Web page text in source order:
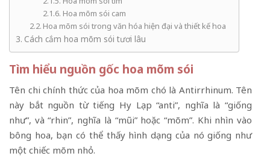
Hoa mõm sói cam
Hoa mõm sói trong văn hóa hiện đại và thiết kế hoa
Cách cắm hoa mõm sói tươi lâu
Tìm hiểu nguồn gốc hoa mõm sói
Tên chi chính thức của hoa mõm chó là Antirrhinum. Tên
này bắt nguồn từ tiếng Hy Lạp “anti”, nghĩa là “giống
như”, và “rhin”, nghĩa là “mũi” hoặc “mõm”. Khi nhìn vào
bông hoa, bạn có thể thấy hình dạng của nó giống như
một chiếc mõm nhỏ.